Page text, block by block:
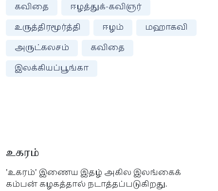
கவிதை
ஈழத்துக்-கவிஞர்
உருத்திரமூர்த்தி
ஈழம்
மஹாகவி
அருட்கலசம்
கவிதை
இலக்கியப்பூங்கா
உகரம்
'உகரம்' இணைய இதழ் அகில இலங்கைக்
கம்பன் கழகத்தால் நடாத்தப்படுகிறது.